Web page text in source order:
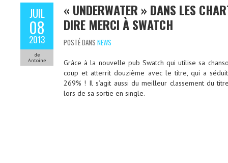
JUIL
08
2013
de
Antoine
« UNDERWATER » DANS LES
DIRE MERCI À SWATCH
POSTÉ DANS NEWS
Grâce à la nouvelle pub Swatch qui utilise sa
coup et atterrit douzième avec le titre, qui a
269% ! Il s’agit aussi du meilleur classement du
lors de sa sortie en single.